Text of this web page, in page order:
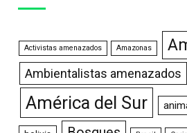
Activistas amenazados Amazonas
Ambientalistas amenazados
América del Sur